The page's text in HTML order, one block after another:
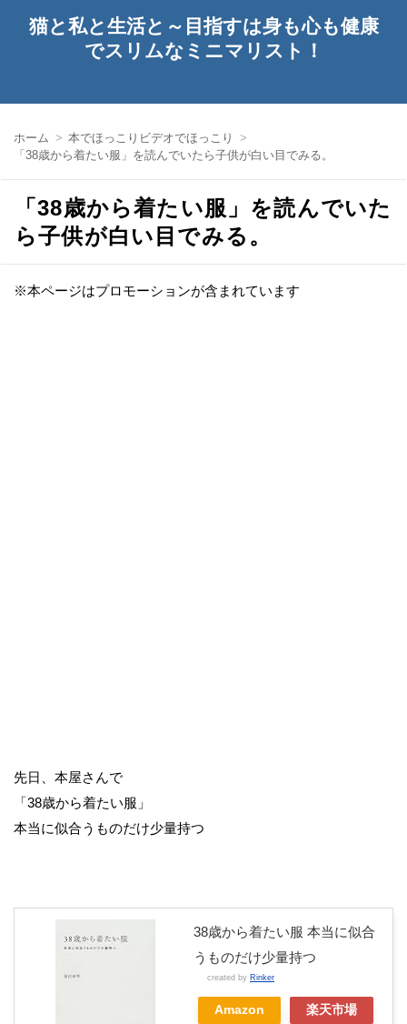
猫と私と生活と～目指すは身も心も健康
でスリムなミニマリスト！
ホーム
本でほっこりビデオでほっこり
「38歳から着たい服」を読んでいたら子供が白い目でみる。
「38歳から着たい服」を読んでいた
ら子供が白い目でみる。
※本ページはプロモーションが含まれています
先日、本屋さんで
「38歳から着たい服」
本当に似合うものだけ少量持つ
38歳から着たい服 本当に似合
うものだけ少量持つ
created by Rinker
Amazon 楽天市場